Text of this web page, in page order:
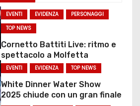
EVENTI EVIDENZA
PERSONAGGI
TOP NEWS
Cornetto Battiti Live: ritmo e
spettacolo a Molfetta
EVENTI EVIDENZA TOP NEWS
White Dinner Water Show
2025 chiude con un gran finale